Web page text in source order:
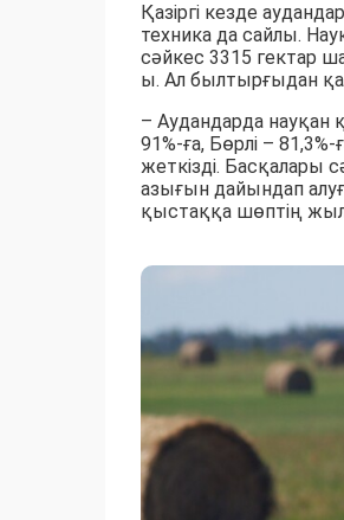
Қазіргі кезде
техника да сайлы.
сәйкес 3315 гектар
ы. Ал былтырғыдан
– Аудандарда науқан
91%-ға, Бөрлі –
жеткізді. Басқалары
азығын дайындап
қыстаққа шөптің